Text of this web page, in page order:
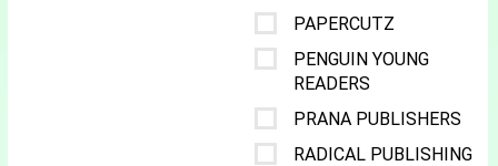
PAPERCUTZ
PENGUIN YOUNG
READERS
PRANA PUBLISHERS
RADICAL PUBLISHING